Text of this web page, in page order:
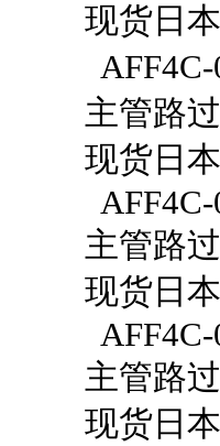
现货日
主管路
现货日
主管路
现货日
主管路
现货日